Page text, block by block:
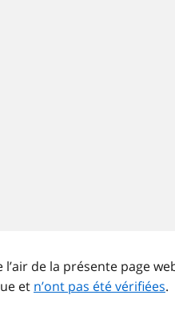
de la présente page
et n’ont pas été vérifiées.